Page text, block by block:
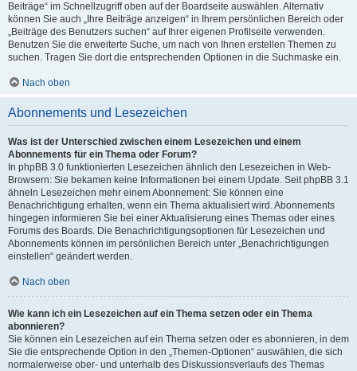
Beiträge“ im Schnellzugriff oben auf der Boardseite auswählen. Alternativ
können Sie auch „Ihre Beiträge anzeigen“ in Ihrem persönlichen Bereich oder
„Beiträge des Benutzers suchen“ auf Ihrer eigenen Profilseite verwenden.
Benutzen Sie die erweiterte Suche, um nach von Ihnen erstellen Themen zu
suchen. Tragen Sie dort die entsprechenden Optionen in die Suchmaske ein.
Nach oben
Abonnements und Lesezeichen
Was ist der Unterschied zwischen einem Lesezeichen und einem
Abonnements für ein Thema oder Forum?
In phpBB 3.0 funktionierten Lesezeichen ähnlich den Lesezeichen in Web-
Browsern: Sie bekamen keine Informationen bei einem Update. Seit phpBB 3.1
ähneln Lesezeichen mehr einem Abonnement: Sie können eine
Benachrichtigung erhalten, wenn ein Thema aktualisiert wird. Abonnements
hingegen informieren Sie bei einer Aktualisierung eines Themas oder eines
Forums des Boards. Die Benachrichtigungsoptionen für Lesezeichen und
Abonnements können im persönlichen Bereich unter „Benachrichtigungen
einstellen“ geändert werden.
Nach oben
Wie kann ich ein Lesezeichen auf ein Thema setzen oder ein Thema
abonnieren?
Sie können ein Lesezeichen auf ein Thema setzen oder es abonnieren, in dem
Sie die entsprechende Option in den „Themen-Optionen“ auswählen, die sich
normalerweise ober- und unterhalb des Diskussionsverlaufs des Themas